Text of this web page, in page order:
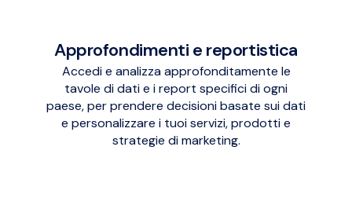
Approfondimenti e reportistica
Accedi e analizza approfonditamente le
tavole di dati e i report specifici di ogni
paese, per prendere decisioni basate sui dati
e personalizzare i tuoi servizi, prodotti e
strategie di marketing.